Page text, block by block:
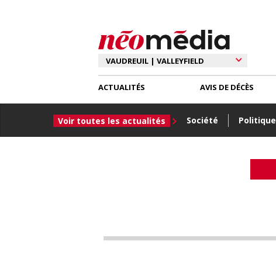
ACTUALITÉS
Voir toutes les actualités Société Politique
AVIS DE DÉCÈS